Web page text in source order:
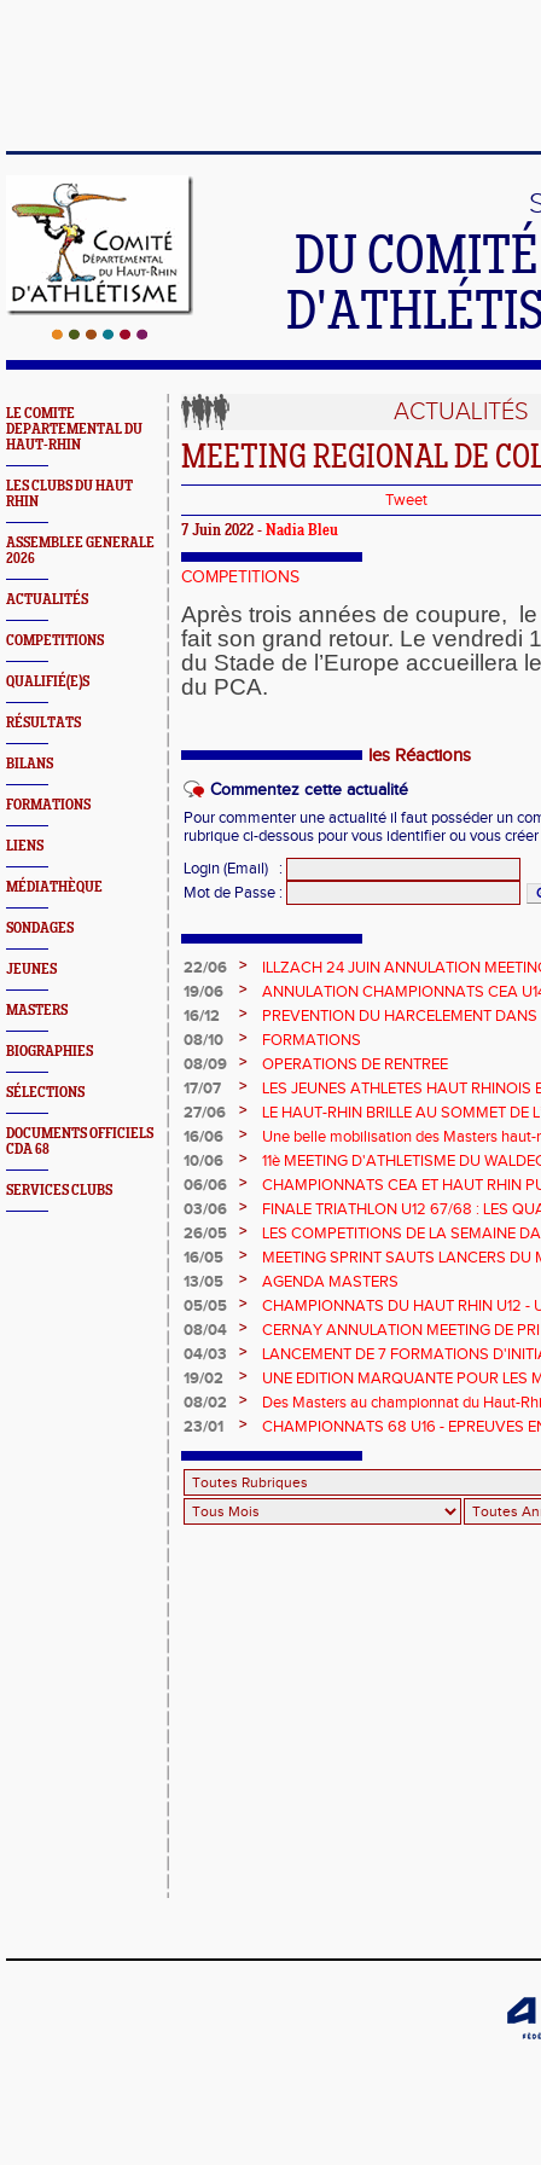
DU
LE COMITE
DEPARTEMENTAL DU
HAUT-RHIN
LES CLUBS DU HAUT
RHIN
ASSEMBLEE GENERALE
2026
ACTUALITÉS
COMPETITIONS
QUALIFIÉ(E)S
RÉSULTATS
BILANS
FORMATIONS
LIENS
MÉDIATHÈQUE
SONDAGES
JEUNES
MASTERS
BIOGRAPHIES
SÉLECTIONS
DOCUMENTS OFFICIELS
CDA 68
SERVICES CLUBS
ACTUALITÉS
MEETING REGIONAL DE
Tweet
7 Juin 2022 - Nadia Bleu
COMPETITIONS
Après trois années de coupure,
fait son grand retour. Le vendredi
du Stade de l’Europe accueillera
du PCA.
les Réactions
Commentez cette actualité
Pour commenter une actualité il faut posséder un
rubrique ci-dessous pour vous identifier ou vous
Login (Email)
:
Mot de Passe :
22/06 >
ILLZACH 24 JUIN ANNULATION
19/06
>
ANNULATION CHAMPIONNATS CEA
16/12
>
PREVENTION DU HARCELEMENT
08/10
>
FORMATIONS
08/09
>
OPERATIONS DE RENTREE
17/07
>
LES JEUNES ATHLETES HAUT RHINOIS
CHAMPIONNATS DE FRANCE AVENIR
27/06 >
LE HAUT-RHIN BRILLE AU SOMMET DE
!
16/06 >
Une belle mobilisation des Masters haut-
Championnats Grand Est 2025
10/06 >
11è MEETING D'ATHLETISME DU
06/06
>
CHAMPIONNATS CEA ET HAUT RHIN
03/06
>
FINALE TRIATHLON U12 67/68 : LES
26/05
>
LES COMPETITIONS DE LA SEMAINE
16/05
>
MEETING SPRINT SAUTS LANCERS DU
13/05
>
AGENDA MASTERS
05/05
>
CHAMPIONNATS DU HAUT RHIN U12 -
08/04
>
CERNAY ANNULATION MEETING DE
04/03
>
LANCEMENT DE 7 FORMATIONS
19/02
>
UNE EDITION MARQUANTE POUR LES
08/02
>
Des Masters au championnat du Haut-
23/01
>
CHAMPIONNATS 68 U16 - EPREUVES